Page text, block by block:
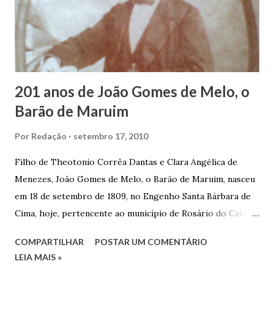
raízes e procuram obscurecer seu passado, orgulhava-se
em defender o pão como garçon, tendo incontáveis vezes
que trabalhar copiosamente fora de seu horário normal em
trocas de gorjetas que c...
201 anos de João Gomes de Melo, o
Barão de Maruim
Por Redação setembro 17, 2010
Filho de Theotonio Corrêa Dantas e Clara Angélica de
Menezes, João Gomes de Melo, o Barão de Maruim, nasceu
em 18 de setembro de 1809, no Engenho Santa Bárbara de
Cima, hoje, pertencente ao município de Rosário do Catete.
José de Faro Leitão, porém o casamento acabou com o
COMPARTILHAR
POSTAR UM COMENTÁRIO
LEIA MAIS »